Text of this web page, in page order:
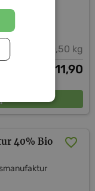
0,50 kg
11,90
40% Bio